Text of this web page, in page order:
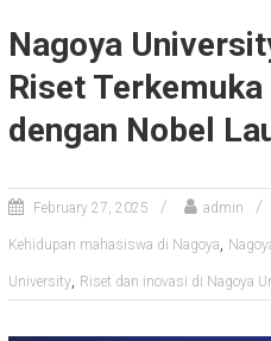
Nagoya
Riset
dengan Nobel
February 27, 2025 admin
Kehidupan mahasiswa di Nagoya,
University, Riset dan inovasi di Nagoya